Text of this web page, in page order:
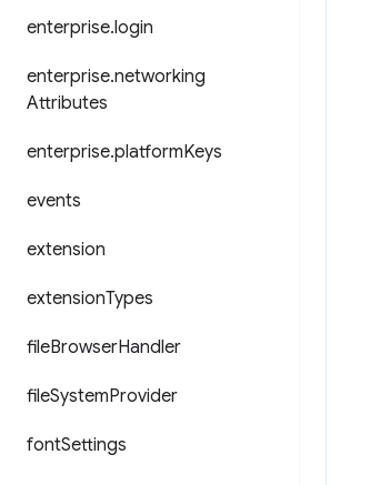
enterprise.login
enterprise.networking
Attributes
enterprise.platformKeys
events
extension
extensionTypes
fileBrowserHandler
fileSystemProvider
fontSettings